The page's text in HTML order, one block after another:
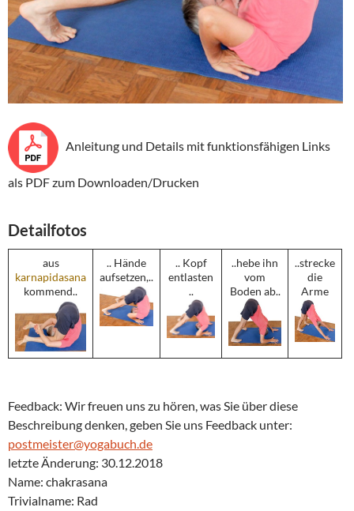
Anleitung und Details mit funktionsfähigen Links
als PDF zum Downloaden/Drucken
Detailfotos
aus
karnapidasana
kommend..
.. Hände
aufsetzen,..
.. Kopf
entlasten
..
..hebe ihn
vom
Boden ab..
..strecke
die
Arme
Feedback: Wir freuen uns zu hören, was Sie über diese
Beschreibung denken, geben Sie uns Feedback unter:
postmeister@yogabuch.de
letzte Änderung: 30.12.2018
Name: chakrasana
Trivialname: Rad